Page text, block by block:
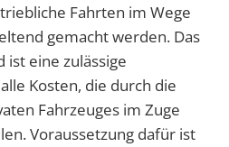
Fahrten im Wege
gemacht werden. Das
eine zulässige
Kosten, die durch die
Fahrzeuges im Zuge
Voraussetzung dafür ist